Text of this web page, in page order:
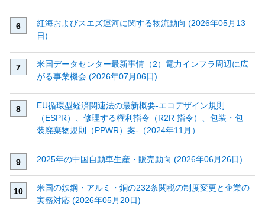
紅海およびスエズ運河に関する物流動向 (2026年05月13
日)
米国データセンター最新事情（2）電力インフラ周辺に広
がる事業機会 (2026年07月06日)
EU循環型経済関連法の最新概要‐エコデザイン規則
（ESPR）、修理する権利指令（R2R 指令）、包装・包
装廃棄物規則（PPWR）案‐（2024年11月）
2025年の中国自動車生産・販売動向 (2026年06月26日)
米国の鉄鋼・アルミ・銅の232条関税の制度変更と企業の
実務対応 (2026年05月20日)